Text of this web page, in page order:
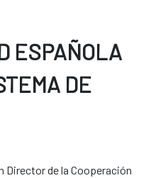
ESPAÑOLA
DE
Director de la Cooperación